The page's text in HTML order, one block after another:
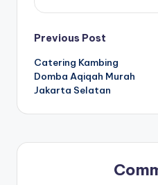
Post
navigation
Previous Post
Catering Kambing
Domba Aqiqah Murah
Jakarta Selatan